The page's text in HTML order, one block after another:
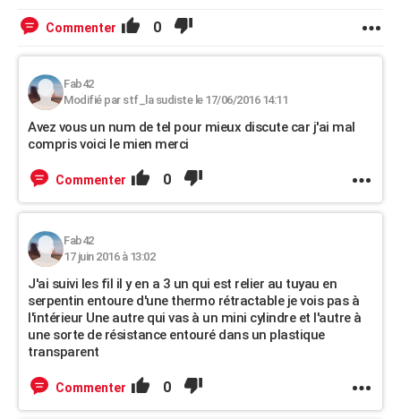
Commenter 0
Fab42
Modifié par stf_la sudiste le 17/06/2016 14:11
Avez vous un num de tel pour mieux discute car j'ai mal
compris voici le mien merci
Commenter 0
Fab42
17 juin 2016 à 13:02
J'ai suivi les fil il y en a 3 un qui est relier au tuyau en
serpentin entoure d'une thermo rétractable je vois pas à
l'intérieur Une autre qui vas à un mini cylindre et l'autre à
une sorte de résistance entouré dans un plastique
transparent
Commenter 0